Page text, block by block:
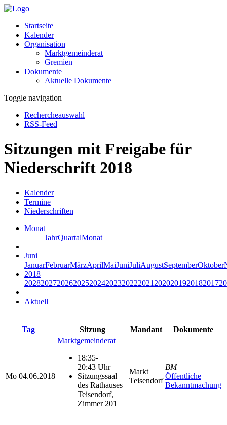
Startseite
Kalender
Organisation
Marktgemeinderat
Gremien
Dokumente
Aktuelle Dokumente
Toggle navigation
Rechercheauswahl
RSS-Feed
Sitzungen mit Freigabe für
Niederschrift 2018
Kalender
Termine
Niederschriften
Monat
JahrQuartalMonat
Juni
JanuarFebruarMärzAprilMaiJuniJuliAugustSeptemberOktober
2018
20282027202620252024202320222021 2020201920182017
Aktuell
Tag Sitzung Mandant Dokumente
Mo 04.06.2018
Marktgemeinderat
18:35-
20:43 Uhr
Sitzungssaal
des Rathauses
Teisendorf,
Zimmer 201
Markt
Teisendorf
BM
Öffentliche
Bekanntmachung